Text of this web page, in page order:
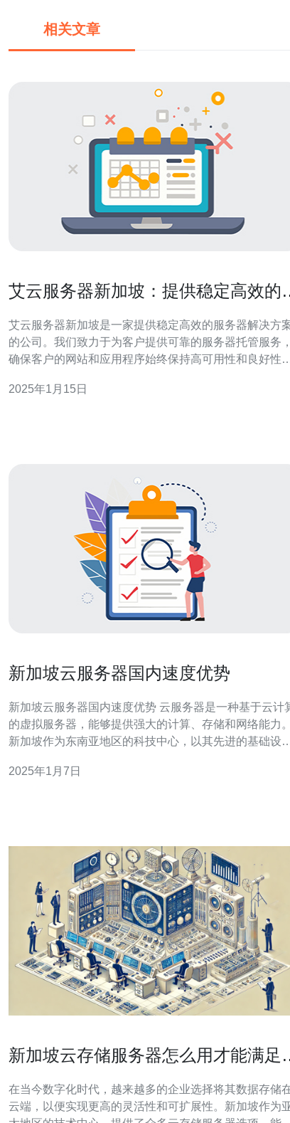
相关文章
艾云服务器新加坡：提供稳定高效的
艾云服务器新加坡是一家提供稳定高效的服务器解决方
的公司。我们致力于为客户提供可靠的服务器托管服务，
确保客户的网站和应用程序始终保持高可用性和良好性
的硬件设备和强大的网络连接，可以确保客户的网站和应
2025年1月15日
新加坡云服务器国内速度优势
新加坡云服务器国内速度优势 云服务器是一种基于云计算
的虚拟服务器，能够提供强大的计算、存储和网络能力。
新加坡作为东南亚地区的科技中心，以其先进的基础设
先进的技术和优秀的服务，受到了国内用户的广泛关注。
2025年1月7日
新加坡云存储服务器怎么用才能满足
在当今数字化时代，越来越多的企业选择将其数据存储
云端，以便实现更高的灵活性和可扩展性。新加坡作为